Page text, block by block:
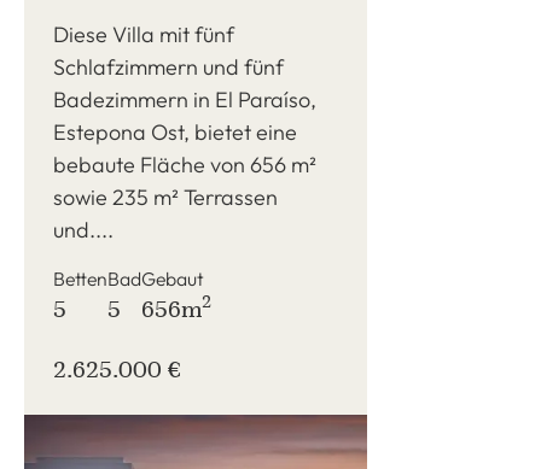
Diese Villa mit fünf
Schlafzimmern und fünf
Badezimmern in El Paraíso,
Estepona Ost, bietet eine
bebaute Fläche von 656 m²
sowie 235 m² Terrassen
und....
Betten
5
Bad
5
Gebaut
656m2
2.625.000 €